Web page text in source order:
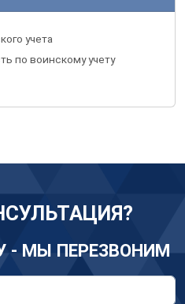
учета
по воинскому учету
- МЫ ПЕРЕЗВОНИМ